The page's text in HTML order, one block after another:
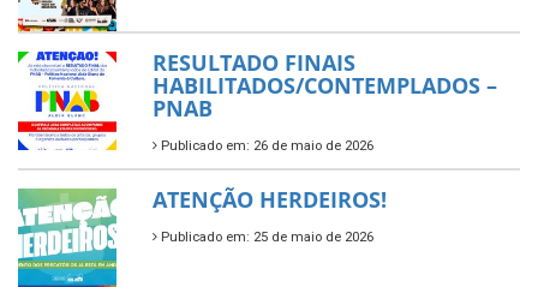
RESULTADO FINAIS
HABILITADOS/CONTEMPLADOS –
PNAB
Publicado em: 26 de maio de 2026
ATENÇÃO HERDEIROS!
Publicado em: 25 de maio de 2026